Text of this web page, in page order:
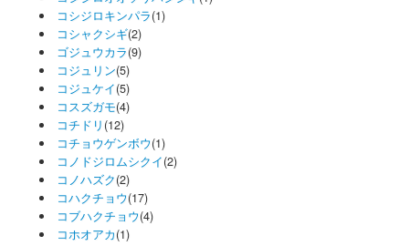
コシジロキンパラ(1)
コシャクシギ(2)
ゴジュウカラ(9)
コジュリン(5)
コジュケイ(5)
コスズガモ(4)
コチドリ (12)
コチョウゲンボウ(1)
コノドジロムシクイ(2)
コノハズク(2)
コハクチョウ(17)
コブハクチョウ(4)
コホオアカ(1)